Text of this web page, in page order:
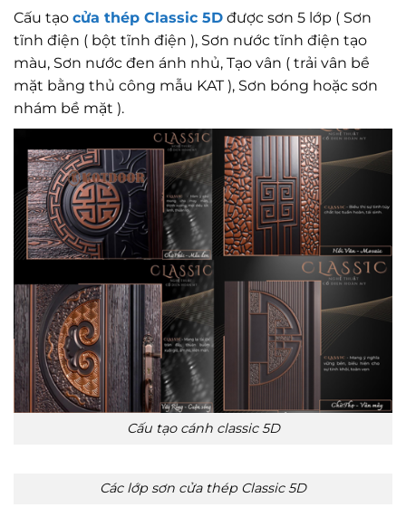
Cấu tạo cửa thép Classic 5D được sơn 5 lớp ( Sơn
tĩnh điện ( bột tĩnh điện ), Sơn nước tĩnh điện tạo
màu, Sơn nước đen ánh nhủ, Tạo vân ( trải vân bề
mặt bằng thủ công mẫu KAT ), Sơn bóng hoặc sơn
nhám bề mặt ).
Cấu tạo cánh classic 5D
Các lớp sơn cửa thép Classic 5D